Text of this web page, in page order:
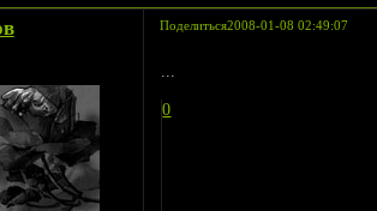
Поделиться2008-01-08 02:49:07
0